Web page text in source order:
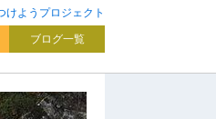
けようプロジェクト
ブログ一覧